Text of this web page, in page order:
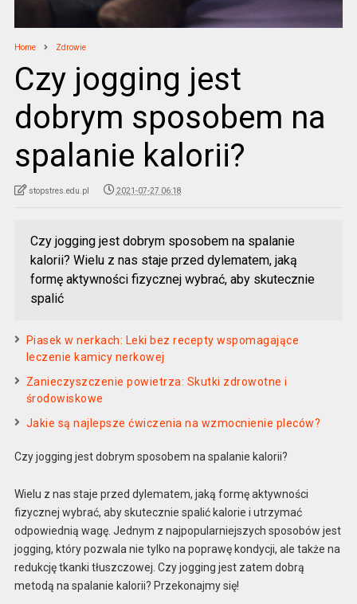
Home Zdrowie
Czy jogging jest
dobrym sposobem na
spalanie kalorii?
stopstres.edu.pl 2021-07-27 06:18
Czy jogging jest dobrym sposobem na spalanie
kalorii? Wielu z nas staje przed dylematem, jaką
formę aktywności fizycznej wybrać, aby skutecznie
spalić
Piasek w nerkach: Leki bez recepty wspomagające
leczenie kamicy nerkowej
Zanieczyszczenie powietrza: Skutki zdrowotne i
środowiskowe
Jakie są najlepsze ćwiczenia na wzmocnienie pleców?
Czy jogging jest dobrym sposobem na spalanie kalorii?
Wielu z nas staje przed dylematem, jaką formę aktywności
fizycznej wybrać, aby skutecznie spalić kalorie i utrzymać
odpowiednią wagę. Jednym z najpopularniejszych sposobów jest
jogging, który pozwala nie tylko na poprawę kondycji, ale także na
redukcję tkanki tłuszczowej. Czy jogging jest zatem dobrą
metodą na spalanie kalorii? Przekonajmy się!